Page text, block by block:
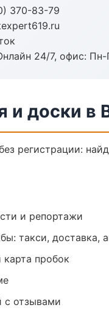
370-83-79
24/7, офис: Пн-
и доски в
регистрации:
и репортажи
такси, доставка,
пробок
с отзывами